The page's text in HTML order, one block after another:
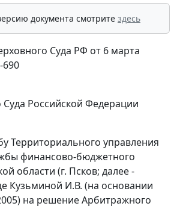
документа смотрите здесь
Суда РФ от 6 марта
690
Суда Российской Федерации
Территориального управления
финансово-бюджетного
области (г. Псков; далее -
Кузьминой И.В. (на основании
на решениеАрбитражного